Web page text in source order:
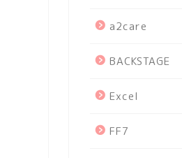
a2care
BACKSTAGE
Excel
FF7